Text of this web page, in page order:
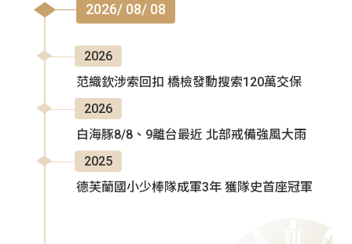
2026/ 08/ 08
2026
范織欽涉索回扣 橋檢發動搜索120萬交保
2026
白海豚8/8、9離台最近 北部戒備強風大雨
2025
德芙蘭國小少棒隊成軍3年 獲隊史首座冠軍